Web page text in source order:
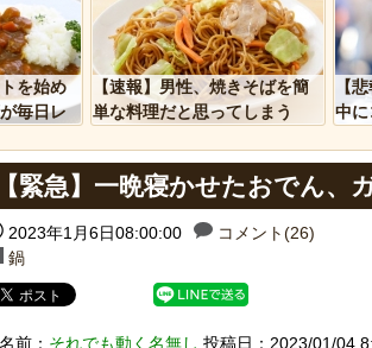
「ぞわっとした…」カルディで売っているコ
「アメリカのヤンキーがアジア人にケンカ
「あなたはアメリカを愛していますか」「
ヒーローのサバイバルアクション Siege
【中国】パトカーの前で好演技www当たり
を始め
毎日レ
【速報】男性、焼きそばを簡
単な料理だと思ってしまう
【
中に
【緊急】一晩寝かせたおでん、
2023年1月6日08:00:00
コメント(26)
鍋
前： それでも動く名無し 投稿日：2023/01/04